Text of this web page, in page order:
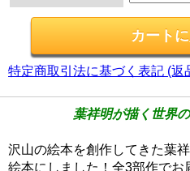
特定商取引法に基づく表記 (返
葉祥明が描く世界
沢山の絵本を創作してきた葉
絵本にしました！全3部作で